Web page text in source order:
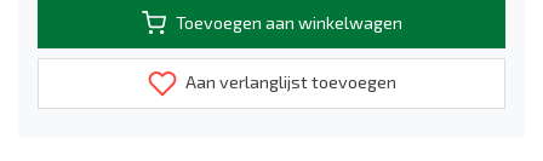
Toevoegen aan winkelwagen
Aan verlanglijst toevoegen